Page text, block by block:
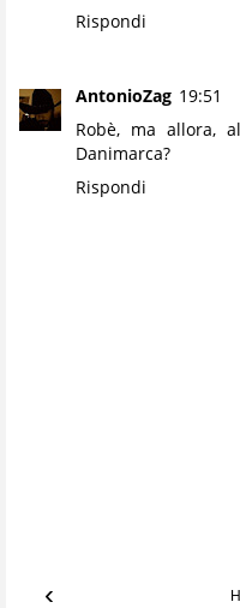
Rispondi
AntonioZag 19:51
Robè, ma allora,
Danimarca?
Rispondi
‹